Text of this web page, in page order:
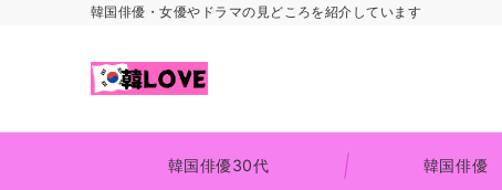
韓国俳優・女優やドラマの見どころを紹介しています
韓国俳優30代 韓国俳優